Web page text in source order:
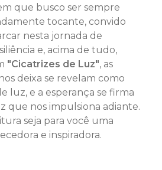
que busco ser sempre
tocante, convido
nesta jornada de
e, acima de tudo,
"Cicatrizes de Luz", as
deixa se revelam como
luz, e a esperança se firma
que nos impulsiona adiante.
seja para você uma
e inspiradora.